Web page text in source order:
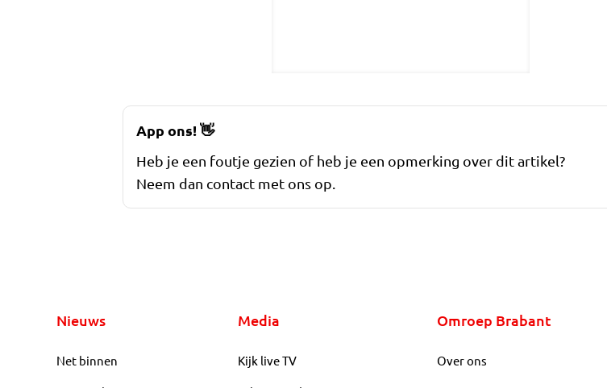
App ons!👋
Heb je een foutje gezien of heb je een opmerking over dit artikel?
Neem dan contact met ons op.
Nieuws
Net binnen
Media
Kijk live TV
Omroep Brabant
Over ons